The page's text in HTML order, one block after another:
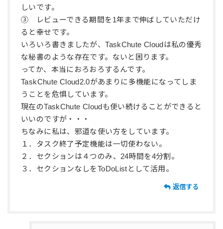
しいです。
③ レビューできる期間を1年まで伸ばしていただけ
ると幸せです。
いろいろ書きましたが、TaskChute Cloudは私の優秀
な秘書のような存在です。ないと困ります。
ってか、本当におろおろするんです。
TaskChute Cloud2.0があまりに多機能になってしま
うことを危惧しています。
現在のTaskChute Cloudも使い続けることができると
いいのですが・・・
ちなみに私は、邪道な使い方をしています。
１．タスク終了予定機能は一切使わない。
２．セクションは４つのみ、24時間を4分割。
３．セクションなしをToDoListとして活用。
返信する